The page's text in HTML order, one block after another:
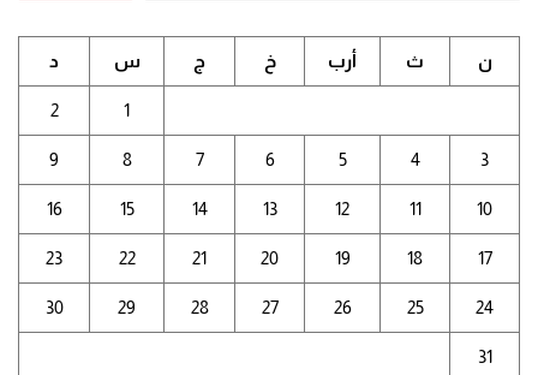
ن ث أرب خ ج س د
1
2
3
4
5
6
7
8
9
10
11
12
13
14
15
16
17
18
19
20
21
22
23
24
25
26
27
28
29
30
31